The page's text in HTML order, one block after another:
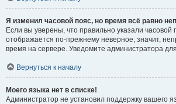
Я изменил часовой пояс, но время всё равно
Если вы уверены, что правильно указали часовой
отображается по-прежнему неверное, значит,
время на сервере. Уведомите администратора
Вернуться к началу
Моего языка нет в списке!
Администратор не установил поддержку вашего